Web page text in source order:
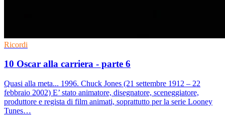
Ricordi
10 Oscar alla carriera - parte 6
Quasi alla meta... 1996. Chuck Jones (21 settembre 1912 – 22
febbraio 2002) E’ stato animatore, disegnatore, sceneggiatore,
produttore e regista di film animati, soprattutto per la serie Looney
Tunes…